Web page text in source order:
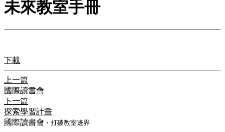
未來教室手冊
下載
上一篇
國際讀書會
下一篇
探索學習計畫
國際讀書會 ・打破教室邊界